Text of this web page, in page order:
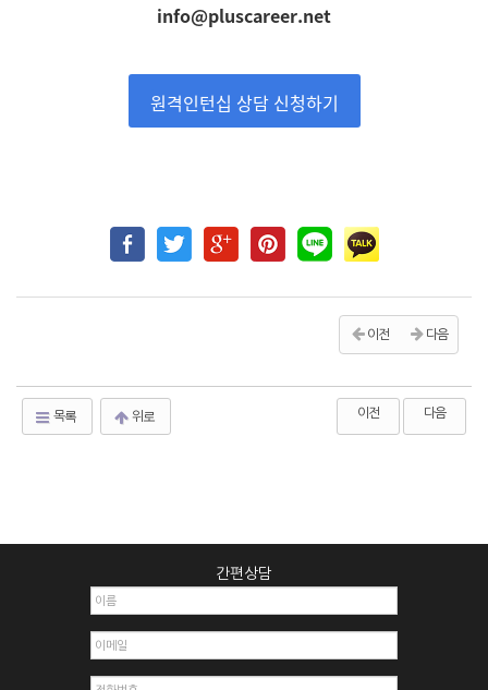
info@pluscareer.net
원격인턴십 상담 신청하기
이전 다음
목록 위로 이전 다음
간편상담